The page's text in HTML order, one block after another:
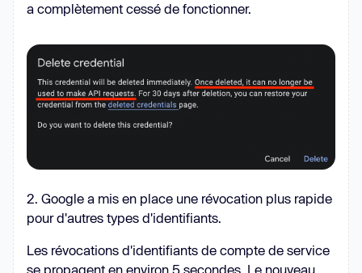
a complètement cessé de fonctionner.
2. Google a mis en place une révocation plus rapide
pour d'autres types d'identifiants.
Les révocations d'identifiants de compte de service
se propagent en environ 5 secondes. Le nouveau